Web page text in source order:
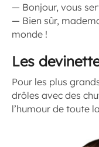
— Bonjour, vous
— Bien sûr,
monde !
Les
Pour les plus
drôles avec des
l’humour de toute